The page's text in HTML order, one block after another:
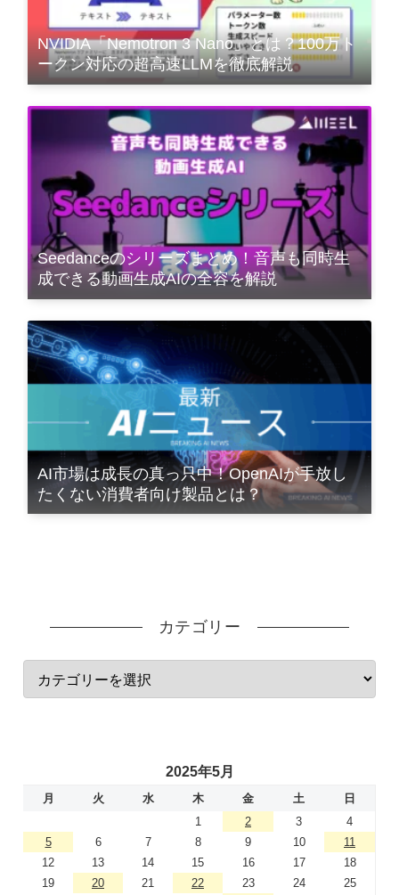
NVIDIA「Nemotron 3 Nano」とは？100万ト
ークン対応の超高速LLMを徹底解説
Seedanceのシリーズまとめ！音声も同時生
成できる動画生成AIの全容を解説
AI市場は成長の真っ只中！OpenAIが手放し
たくない消費者向け製品とは？
カテゴリー
2025年5月
月 火 水 木 金 土
日
1
2 3
4
5
6 7 8 9 10
11
12
13 14 15 16 17
18
19
20 21 22 23 24
25